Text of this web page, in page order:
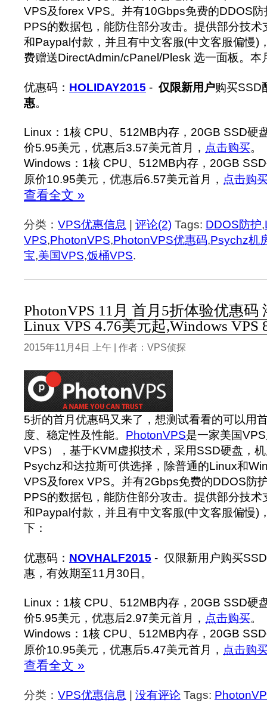
VPS及forex VPS。并有10Gbps免费的DDOS
PPS的数据包，能防住部分攻击。提供部分技术
和Paypal付款，并且有中文客服(中文客服偏慢)
费赠送DirectAdmin/cPanel/Plesk 选一面板。本
优惠码： HOLIDAY2015 - 仅限新用户购买SSD
惠。
Linux：1核 CPU、512MB内存，20GB SSD硬
价5.95美元，优惠后3.57美元首月， 点击购买。
Windows：1核 CPU、512MB内存，20GB
原价10.95美元，优惠后6.57美元首月， 点击购
查看全文 »
分类： VPS优惠信息 | 评论(2) Tags: DDOS防护,
VPS,PhotonVPS,PhotonVPS优惠码,Psychz机
宝,美国VPS,饭桶VPS.
PhotonVPS 11月 首月5折体验优惠码
Linux VPS 4.76美元起,Windows VPS
2015年11月4日 上午 | 作者：VPS侦探
5折的首月优惠码又来了，想测试看看的可以用
度、稳定性及性能。 PhotonVPS是一家美国
VPS），基于KVM虚拟技术，采用SSD硬盘，
Psychz和达拉斯可供选择，除普通的Linux和
VPS及forex VPS。并有2Gbps免费的DDOS防
PPS的数据包，能防住部分攻击。提供部分技术
和Paypal付款，并且有中文客服(中文客服偏慢)
下：
优惠码： NOVHALF2015 - 仅限新用户购买
惠，有效期至11月30日。
Linux：1核 CPU、512MB内存，20GB SSD硬
价5.95美元，优惠后2.97美元首月， 点击购买。
Windows：1核 CPU、512MB内存，20GB
原价10.95美元，优惠后5.47美元首月， 点击购
查看全文 »
分类： VPS优惠信息 | 没有评论 Tags: